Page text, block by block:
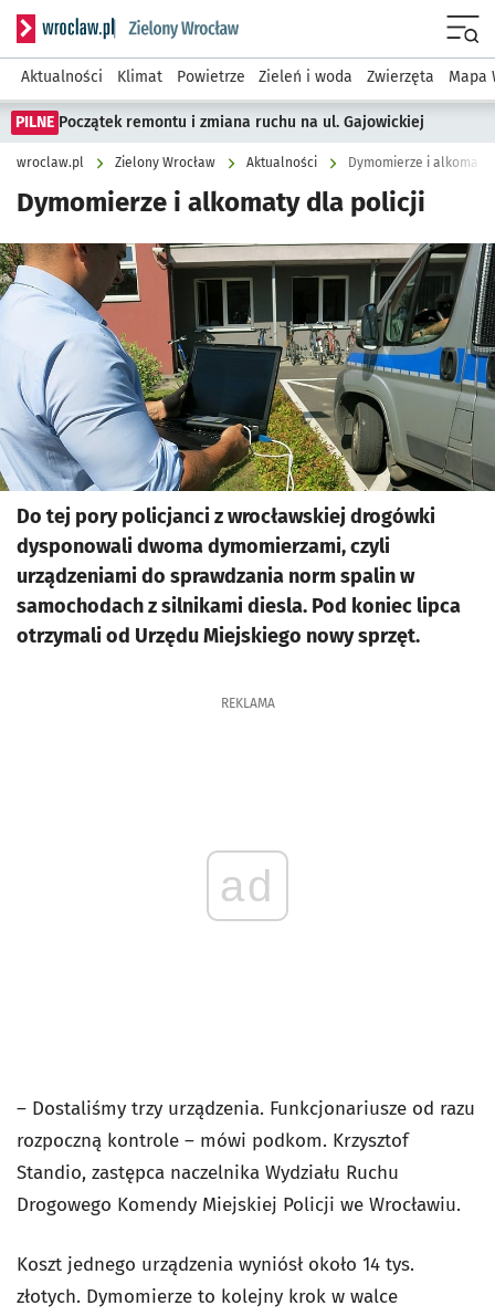
Serwis informacyjny wroclaw.pl podserwis: Środowisko we
Aktualności Klimat Powietrze Zieleń i woda Zwierzęta Mapa
PILNE Początek remontu i zmiana ruchu na ul. Gajowickiej
wroclaw.pl Zielony Wrocław Aktualności Dymomierze i
Dymomierze i alkomaty dla policji
Kliknij, aby powiększyć
Do tej pory policjanci z wrocławskiej drogówki
dysponowali dwoma dymomierzami, czyli
urządzeniami do sprawdzania norm spalin w
samochodach z silnikami diesla. Pod koniec lipca
otrzymali od Urzędu Miejskiego nowy sprzęt.
REKLAMA
ad
– Dostaliśmy trzy urządzenia. Funkcjonariusze od razu
rozpoczną kontrole – mówi podkom. Krzysztof
Standio, zastępca naczelnika Wydziału Ruchu
Drogowego Komendy Miejskiej Policji we Wrocławiu.
Koszt jednego urządzenia wyniósł około 14 tys.
złotych. Dymomierze to kolejny krok w walce